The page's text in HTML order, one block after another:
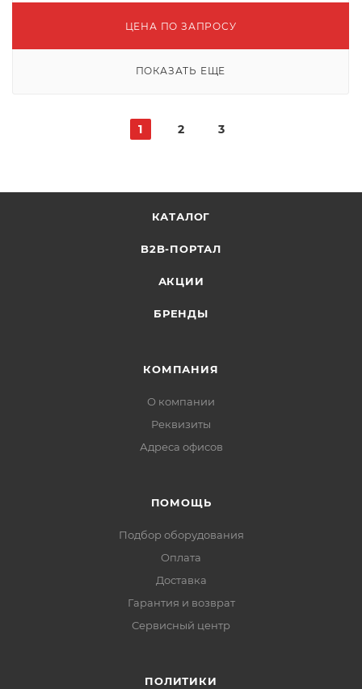
ЦЕНА ПО ЗАПРОСУ
ПОКАЗАТЬ ЕЩЕ
1 2 3
КАТАЛОГ
B2B-ПОРТАЛ
АКЦИИ
БРЕНДЫ
КОМПАНИЯ
О компании
Реквизиты
Адреса офисов
ПОМОЩЬ
Подбор оборудования
Оплата
Доставка
Гарантия и возврат
Сервисный центр
ПОЛИТИКИ